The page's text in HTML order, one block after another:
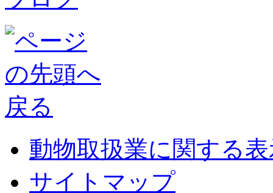
動物取扱業に関する
サイトマップ